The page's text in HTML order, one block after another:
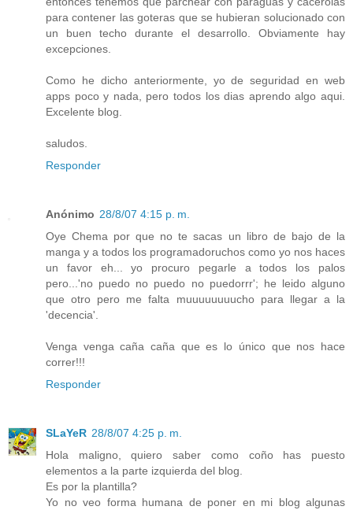
para contener las goteras que se hubieran solucionado con
un buen techo durante el desarrollo. Obviamente hay
excepciones.
Como he dicho anteriormente, yo de seguridad en web
apps poco y nada, pero todos los dias aprendo algo aqui.
Excelente blog.
saludos.
Responder
Anónimo 28/8/07 4:15 p. m.
Oye Chema por que no te sacas un libro de bajo de la
manga y a todos los programadoruchos como yo nos haces
un favor eh... yo procuro pegarle a todos los palos
pero...'no puedo no puedo no puedorrr'; he leido alguno
que otro pero me falta muuuuuuuucho para llegar a la
'decencia'.
Venga venga caña caña que es lo único que nos hace
correr!!!
Responder
SLaYeR 28/8/07 4:25 p. m.
Hola maligno, quiero saber como coño has puesto
elementos a la parte izquierda del blog.
Es por la plantilla?
Yo no veo forma humana de poner en mi blog algunas